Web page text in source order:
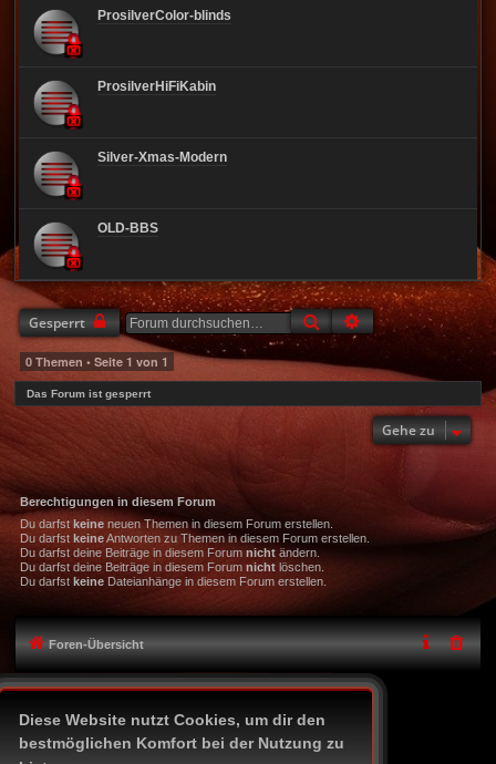
Diese Website nutzt Cookies, um dir den
bestmöglichen Komfort bei der Nutzung zu
ProsilverColor-blinds
ProsilverHiFiKabin
Silver-Xmas-Modern
OLD-BBS
Gesperrt Suche Erweiterte Suche
0 Themen • Seite 1 von 1
Das Forum ist gesperrt
Gehe zu
Berechtigungen in diesem Forum
Du darfst keineneuen Themen in diesem Forum erstellen.
Du darfst keineAntworten zu Themen in diesem Forum erstellen.
Du darfst deine Beiträge in diesem Forum nichtändern.
Du darfst deine Beiträge in diesem Forum nichtlöschen.
Du darfst keineDateianhänge in diesem Forum erstellen.
Foren-Übersicht
Alle Zeiten sindUTC+02:00
® Forum Software © phpBB Limited